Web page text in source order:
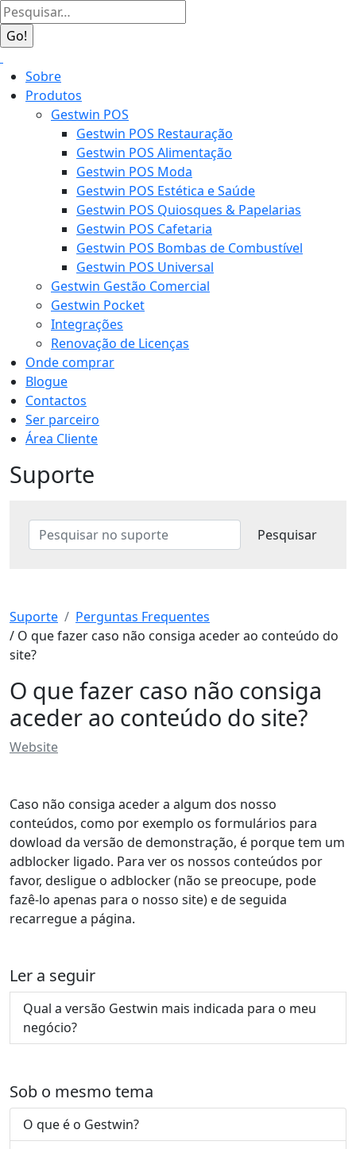
Sobre
Produtos
Gestwin POS
Gestwin POS Restauração
Gestwin POS Alimentação
Gestwin POS Moda
Gestwin POS Estética e Saúde
Gestwin POS Quiosques & Papelarias
Gestwin POS Cafetaria
Gestwin POS Bombas de Combustível
Gestwin POS Universal
Gestwin Gestão Comercial
Gestwin Pocket
Integrações
Renovação de Licenças
Onde comprar
Blogue
Contactos
Ser parceiro
Área Cliente
Suporte
Suporte
Perguntas Frequentes
/ O que fazer caso não consiga aceder ao conteúdo do
site?
O que fazer caso não consiga
aceder ao conteúdo do site?
Website
Caso não consiga aceder a algum dos nosso
conteúdos, como por exemplo os formulários para
dowload da versão de demonstração, é porque tem um
adblocker ligado. Para ver os nossos conteúdos por
favor, desligue o adblocker (não se preocupe, pode
fazê-lo apenas para o nosso site) e de seguida
recarregue a página.
Ler a seguir
Qual a versão Gestwin mais indicada para o meu
negócio?
Sob o mesmo tema
O que é o Gestwin?